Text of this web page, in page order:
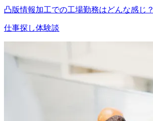
凸版情報加工での工場勤務はどんな感じ？
仕事探し体験談